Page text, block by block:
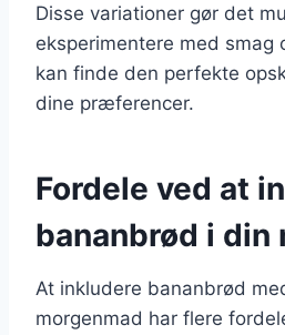
Disse variationer gør det
eksperimentere med smag
kan finde den perfekte
dine præferencer.
Fordele ved at
bananbrød i din
At inkludere bananbrød
morgenmad har flere